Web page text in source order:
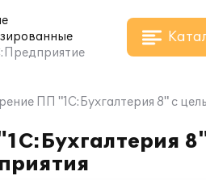
ПП "1С:Бухгалтерия 8" с